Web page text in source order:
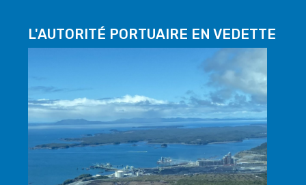
L'AUTORITÉ PORTUAIRE EN VEDETTE